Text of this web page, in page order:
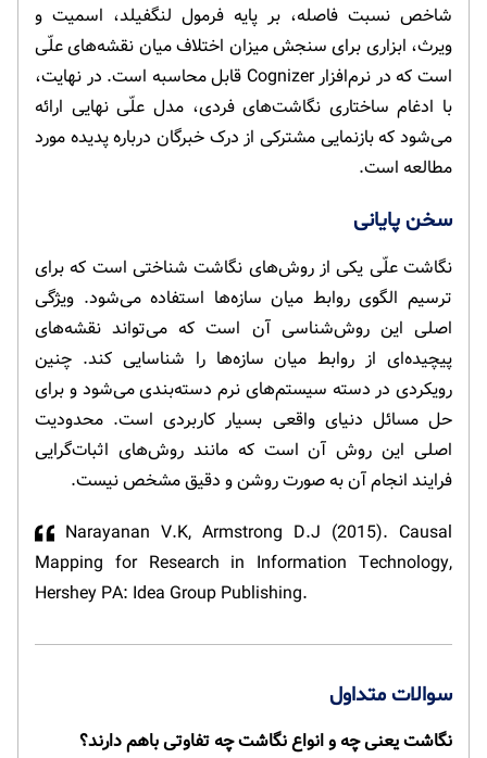
شاخص نسبت فاصله، بر پایه فرمول لنگفیلد، اسمیت و
ویرث، ابزاری برای سنجش میزان اختلاف میان نقشه‌های علّی
است که در نرم‌افزار Cognizer قابل محاسبه است. در نهایت،
با ادغام ساختاری نگاشت‌های فردی، مدل علّی نهایی ارائه
می‌شود که بازنمایی مشترکی از درک خبرگان درباره پدیده مورد
مطالعه است.
سخن پایانی
نگاشت علّی یکی از روش‌های نگاشت شناختی است که برای
ترسیم الگوی روابط میان سازه‌ها استفاده می‌شود. ویژگی
اصلی این روش‌شناسی آن است که می‌تواند نقشه‌های
پیچیده‌ای از روابط میان سازه‌ها را شناسایی کند. چنین
رویکردی در دسته سیستم‌های نرم دسته‌بندی می‌شود و برای
حل مسائل دنیای واقعی بسیار کاربردی است. محدودیت
اصلی این روش آن است که مانند روش‌های اثبات‌گرایی
فرایند انجام آن به صورت روشن و دقیق مشخص نیست.
Narayanan V.K, Armstrong D.J (2015). Causal
Mapping for Research in Information Technology,
Hershey PA: Idea Group Publishing.
سوالات متداول
نگاشت یعنی چه و انواع نگاشت چه تفاوتی باهم دارند؟